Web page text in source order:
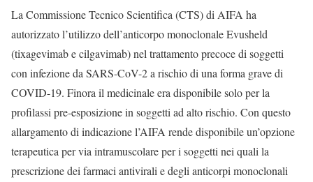
La Commissione Tecnico Scientifica (CTS) di AIFA ha
autorizzato l’utilizzo dell’anticorpo monoclonale Evusheld
(tixagevimab e cilgavimab) nel trattamento precoce di soggetti
con infezione da SARS-CoV-2 a rischio di una forma grave di
COVID-19. Finora il medicinale era disponibile solo per la
profilassi pre-esposizione in soggetti ad alto rischio. Con questo
allargamento di indicazione l’AIFA rende disponibile un’opzione
terapeutica per via intramuscolare per i soggetti nei quali la
prescrizione dei farmaci antivirali e degli anticorpi monoclonali